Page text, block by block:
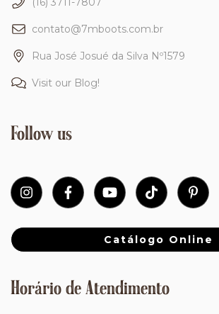
contato@7mboots.com.br
Rua José Josué da Silva Nº1579
Visit our Blog!
Follow us
Catálogo Online
Horário de Atendimento